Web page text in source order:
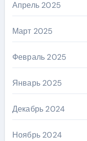
Апрель 2025
Март 2025
Февраль 2025
Январь 2025
Декабрь 2024
Ноябрь 2024